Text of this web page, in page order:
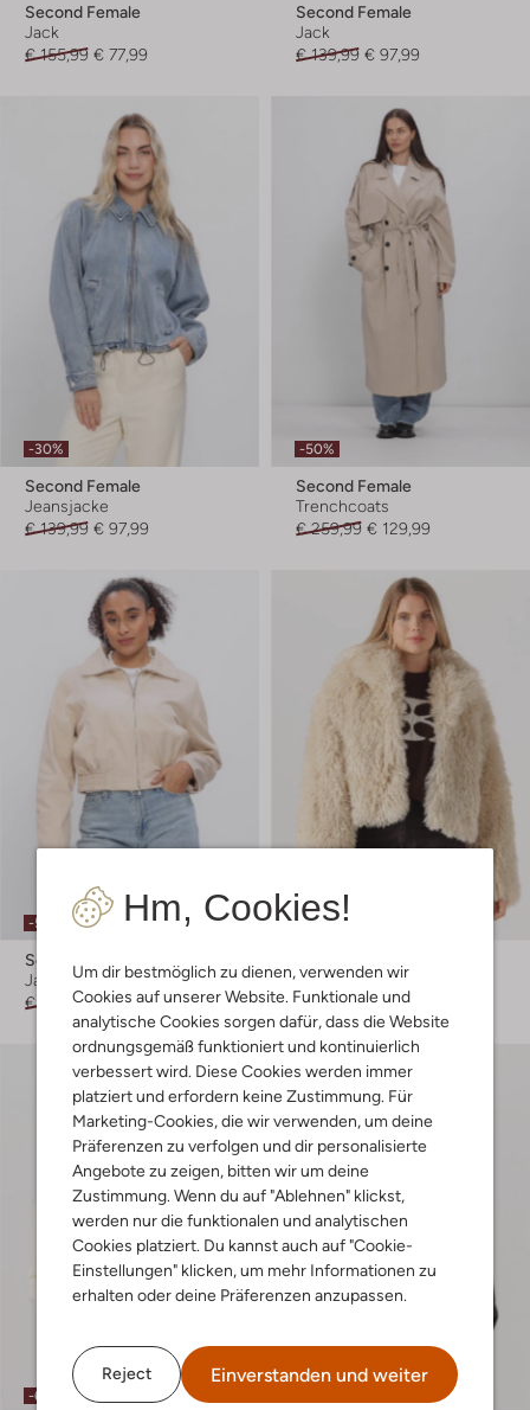
Hm, Cookies!
Um dir bestmöglich zu dienen, verwenden wir
Cookies auf unserer Website. Funktionale und
analytische Cookies sorgen dafür, dass die Website
ordnungsgemäß funktioniert und kontinuierlich
verbessert wird. Diese Cookies werden immer
platziert und erfordern keine Zustimmung. Für
Marketing-Cookies, die wir verwenden, um deine
Präferenzen zu verfolgen und dir personalisierte
Angebote zu zeigen, bitten wir um deine
Zustimmung. Wenn du auf "Ablehnen" klickst,
werden nur die funktionalen und analytischen
Cookies platziert. Du kannst auch auf "Cookie-
Einstellungen" klicken, um mehr Informationen zu
erhalten oder deine Präferenzen anzupassen.
Reject Einverstanden und weiter
Second Female
Jack
€ 155,99 € 77,99
Second Female
Jack
€ 139,99 € 97,99
-30%
Second Female
Jeansjacke
€ 139,99 € 97,99
-50%
Second Female
Trenchcoats
€ 259,99 € 129,99
-50%
Second Female
Jack
€ 155,99 € 77,99
-40%
Teddy-Jacke
€ 184,99 € 110,99
-60%
Letzter Artikel